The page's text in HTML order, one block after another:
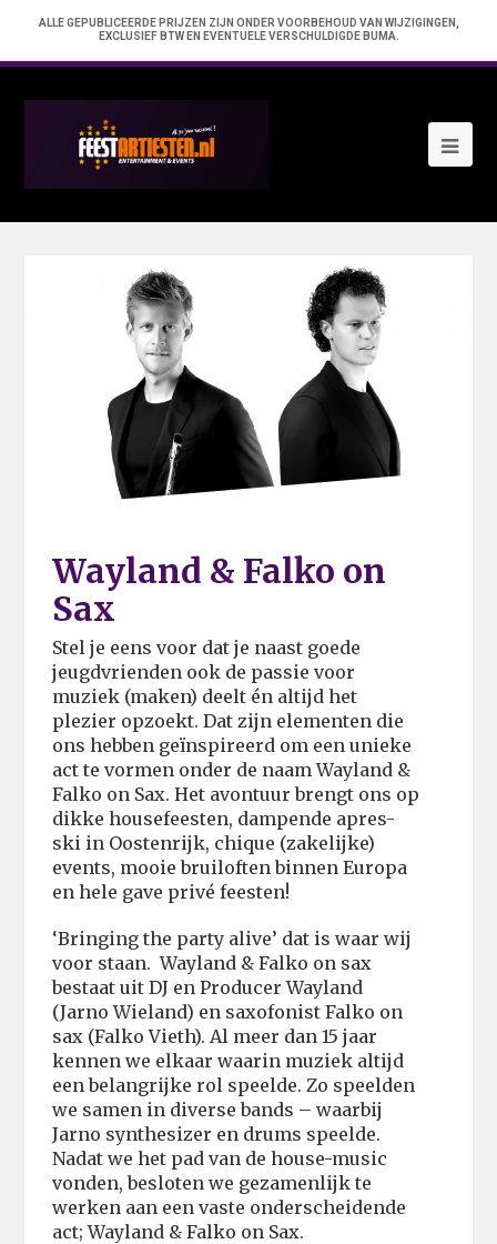
ALLE GEPUBLICEERDE PRIJZEN ZIJN ONDER VOORBEHOUD VAN WIJZIGINGEN,
EXCLUSIEF BTW EN EVENTUELE VERSCHULDIGDE BUMA.
Wayland & Falko on
Sax
Stel je eens voor dat je naast goede
jeugdvrienden ook de passie voor
muziek (maken) deelt én altijd het
plezier opzoekt. Dat zijn elementen die
ons hebben geïnspireerd om een unieke
act te vormen onder de naam Wayland &
Falko on Sax. Het avontuur brengt ons op
dikke housefeesten, dampende apres-
ski in Oostenrijk, chique (zakelijke)
events, mooie bruiloften binnen Europa
en hele gave privé feesten!
‘Bringing the party alive’ dat is waar wij
voor staan. Wayland & Falko on sax
bestaat uit DJ en Producer Wayland
(Jarno Wieland) en saxofonist Falko on
sax (Falko Vieth). Al meer dan 15 jaar
kennen we elkaar waarin muziek altijd
een belangrijke rol speelde. Zo speelden
we samen in diverse bands – waarbij
Jarno synthesizer en drums speelde.
Nadat we het pad van de house-music
vonden, besloten we gezamenlijk te
werken aan een vaste onderscheidende
act; Wayland & Falko on Sax.